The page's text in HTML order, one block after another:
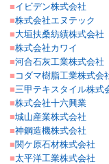
■イビデン株式会社
■株式会社エヌテック
■大垣扶桑紡績株式会社
■株式会社カワイ
■河合石灰工業株式会社
■ コダマ樹脂工業株式会
■三甲テキスタイル株式
■株式会社十六興業
■城山産業株式会社
■神鋼造機株式会社
■関ケ原石材株式会社
■太平洋工業株式会社